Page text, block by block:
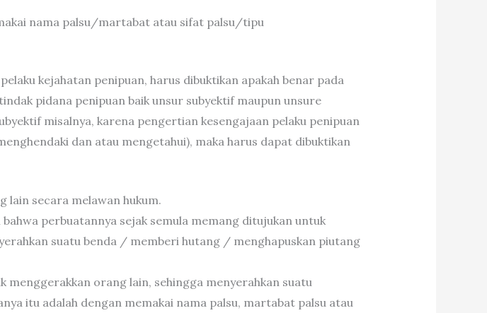
nama palsu/martabat atau sifat palsu/tipu
kejahatan penipuan, harus dibuktikan apakah benar pada
pidana penipuan baik unsur subyektif maupun unsure
misalnya, karena pengertian kesengajaan pelaku penipuan
dan atau mengetahui), maka harus dapat dibuktikan
lain secara melawan hukum.
perbuatannya sejak semula memang ditujukan untuk
suatu benda / memberi hutang / menghapuskan piutang
orang lain, sehingga menyerahkan suatu
itu adalah dengan memakai nama palsu, martabat palsu atau